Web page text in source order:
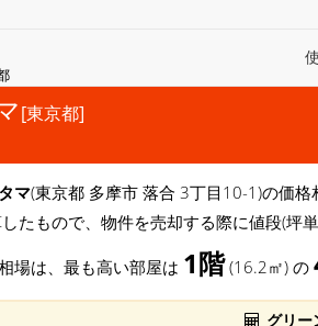
[東京都]
マ(東京都 多摩市 落合 3丁目10-1)の価格
たもので、物件を売却する際に値段(坪
場は、最も高い部屋は 1階(16.2㎡) の
グリー